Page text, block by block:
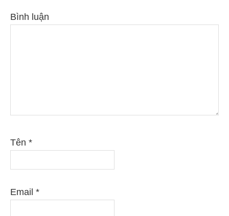
Bình luận
Tên *
Email *